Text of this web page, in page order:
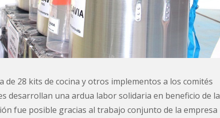
de 28 kits de cocina y otros implementos a los comités
desarrollan una ardua labor solidaria en beneficio de la
fue posible gracias al trabajo conjunto de la empresa